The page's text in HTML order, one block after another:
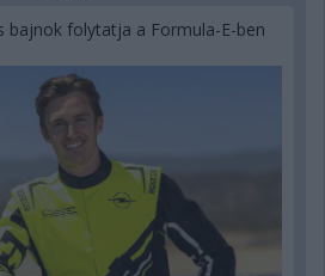
bajnok folytatja a Formula-E-ben